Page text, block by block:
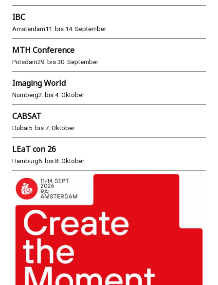
IBC
Amsterdam11. bis 14. September
MTH Conference
Potsdam29. bis 30. September
Imaging World
Nürnberg2. bis 4. Oktober
CABSAT
Dubai5. bis 7. Oktober
LEaT con 26
Hamburg6. bis 8. Oktober